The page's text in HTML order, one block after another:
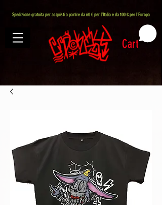
Spedizione gratuita per acquisti a partire da 60 € per l'Italia e da 100 € per l'Europa
Cart